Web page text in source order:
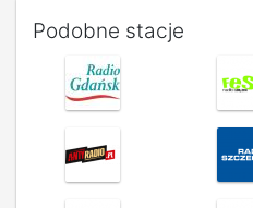
Podobne stacje